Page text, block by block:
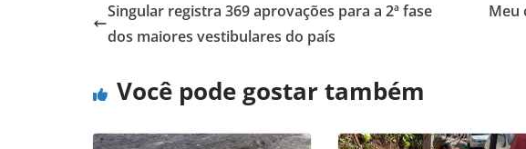
Singular registra 369 aprovações para a 2ª fase
dos maiores vestibulares do país
Meu
Você pode gostar também